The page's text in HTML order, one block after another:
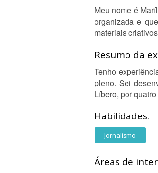
Meu nome é
organizada e
materiais
Resumo da
Tenho
pleno. Sei
Líbero, por
Habilidades:
Jornalismo
Áreas de